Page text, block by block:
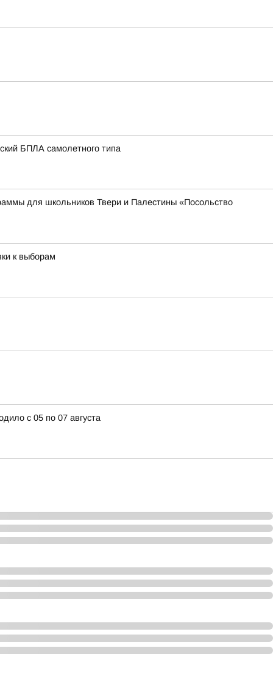
БПЛА самолетного типа
для школьников Твери и Палестины «Посольство
к выборам
с 05 по 07 августа